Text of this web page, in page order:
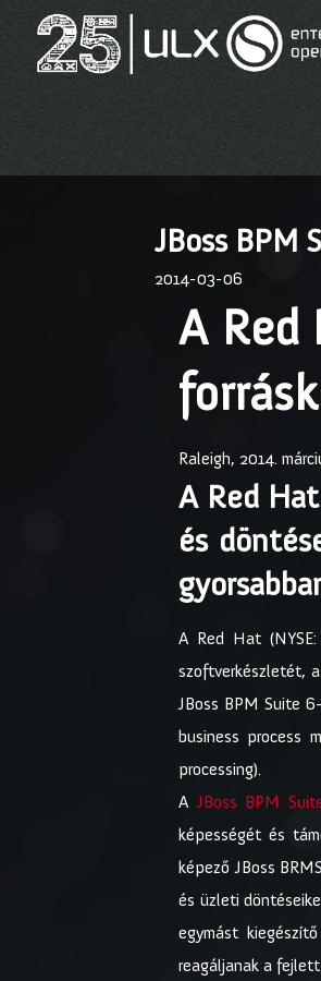
JBoss BPM
2014-03-06
A
Raleigh, 2014.
A Red
és
A Red Hat
szoftverkészletét,
JBoss BPM Suite
business process
processing).
AJBoss BPM
képességét és
képező JBoss
és üzleti
egymást
reagáljanak a